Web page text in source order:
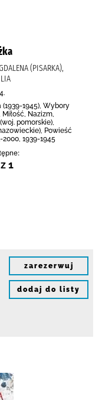
(PISARKA),
(1939-1945), Wybory
Nazizm,
pomorskie),
Powieść
1939-1945
1
zarezerwuj
dodaj do listy